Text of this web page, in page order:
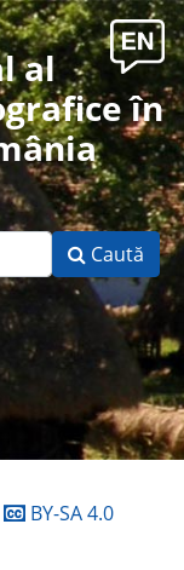
al
în
Caută
BY-SA 4.0